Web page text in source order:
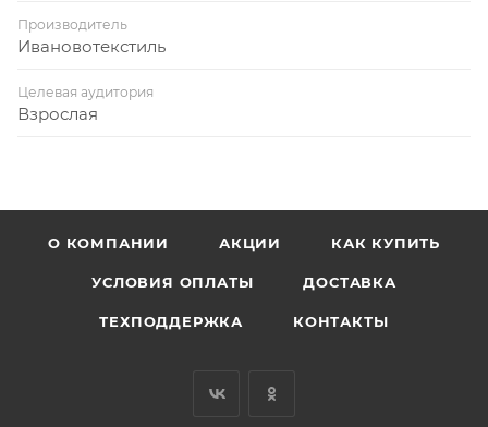
Производитель
Ивановотекстиль
Целевая аудитория
Взрослая
О КОМПАНИИ АКЦИИ КАК КУПИТЬ
УСЛОВИЯ ОПЛАТЫ ДОСТАВКА
ТЕХПОДДЕРЖКА КОНТАКТЫ